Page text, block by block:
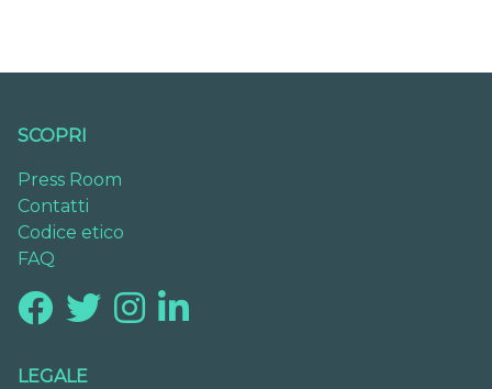
SCOPRI
Press Room
Contatti
Codice etico
FAQ
LEGALE